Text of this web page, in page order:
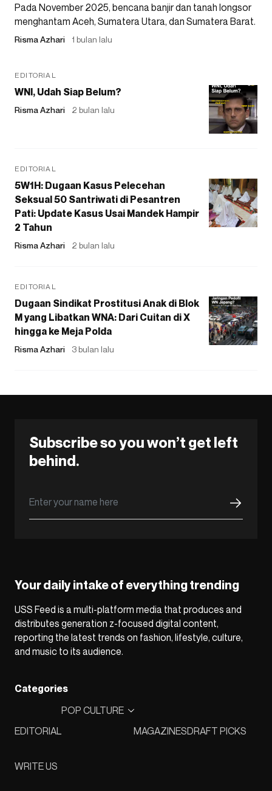
Pada November 2025, bencana banjir dan tanah longsor
menghantam Aceh, Sumatera Utara, dan Sumatera Barat.
Risma Azhari 1 bulan lalu
EDITORIAL
WNI, Udah Siap Belum?
Risma Azhari 2 bulan lalu
EDITORIAL
5W1H: Dugaan Kasus Pelecehan
Seksual 50 Santriwati di Pesantren
Pati: Update Kasus Usai Mandek Hampir
2 Tahun
Risma Azhari 2 bulan lalu
EDITORIAL
Dugaan Sindikat Prostitusi Anak di Blok
M yang Libatkan WNA: Dari Cuitan di X
hingga ke Meja Polda
Risma Azhari 3 bulan lalu
Subscribe so you won’t get left
behind.
Your daily intake of everything trending
USS Feed is a multi-platform media that produces and
distributes generation z-focused digital content,
reporting the latest trends on fashion, lifestyle, culture,
and music to its audience.
Categories
EDITORIAL
POP CULTURE
MAGAZINESDRAFT PICKS
WRITE US